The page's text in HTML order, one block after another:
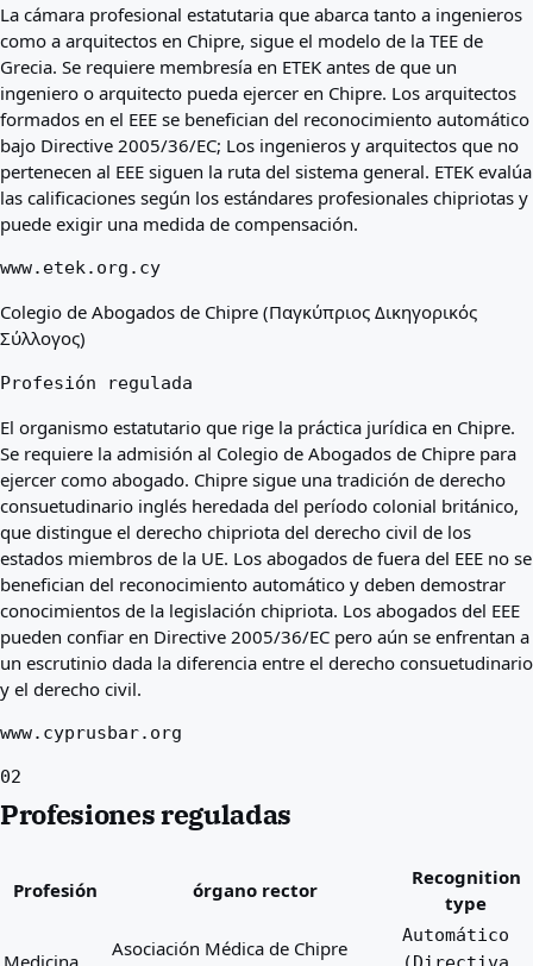
La cámara profesional estatutaria que abarca tanto a ingenieros
como a arquitectos en Chipre, sigue el modelo de la TEE de
Grecia. Se requiere membresía en ETEK antes de que un
ingeniero o arquitecto pueda ejercer en Chipre. Los arquitectos
formados en el EEE se benefician del reconocimiento automático
bajo Directive 2005/36/EC; Los ingenieros y arquitectos que no
pertenecen al EEE siguen la ruta del sistema general. ETEK evalúa
las calificaciones según los estándares profesionales chipriotas y
puede exigir una medida de compensación.
www.etek.org.cy
Colegio de Abogados de Chipre (Παγκύπριος Δικηγορικός
Σύλλογος)
Profesión regulada
El organismo estatutario que rige la práctica jurídica en Chipre.
Se requiere la admisión al Colegio de Abogados de Chipre para
ejercer como abogado. Chipre sigue una tradición de derecho
consuetudinario inglés heredada del período colonial británico,
que distingue el derecho chipriota del derecho civil de los
estados miembros de la UE. Los abogados de fuera del EEE no se
benefician del reconocimiento automático y deben demostrar
conocimientos de la legislación chipriota. Los abogados del EEE
pueden confiar en Directive 2005/36/EC pero aún se enfrentan a
un escrutinio dada la diferencia entre el derecho consuetudinario
y el derecho civil.
www.cyprusbar.org
02
Profesiones reguladas
Profesión órgano rector
Recognition
type
Medicina
Asociación Médica de Chipre
Automático